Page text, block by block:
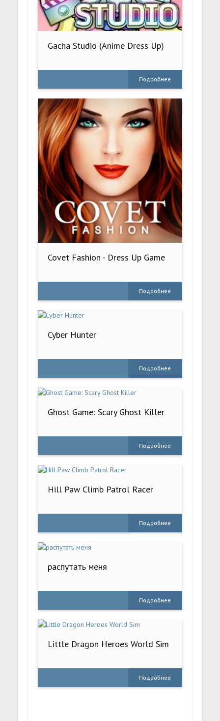
Gacha Studio (Anime Dress Up)
Подробнее
Covet Fashion - Dress Up Game
Подробнее
Cyber Hunter
Подробнее
Ghost Game: Scary Ghost Killer
Подробнее
Hill Paw Climb Patrol Racer
Подробнее
распутать меня
Подробнее
Little Dragon Heroes World Sim
Подробнее